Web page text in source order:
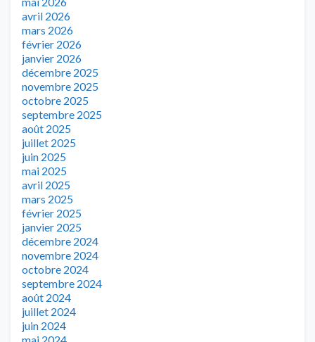
avril 2026
mars 2026
février 2026
janvier 2026
décembre 2025
novembre 2025
octobre 2025
septembre 2025
août 2025
juillet 2025
juin 2025
mai 2025
avril 2025
mars 2025
février 2025
janvier 2025
décembre 2024
novembre 2024
octobre 2024
septembre 2024
août 2024
juillet 2024
juin 2024